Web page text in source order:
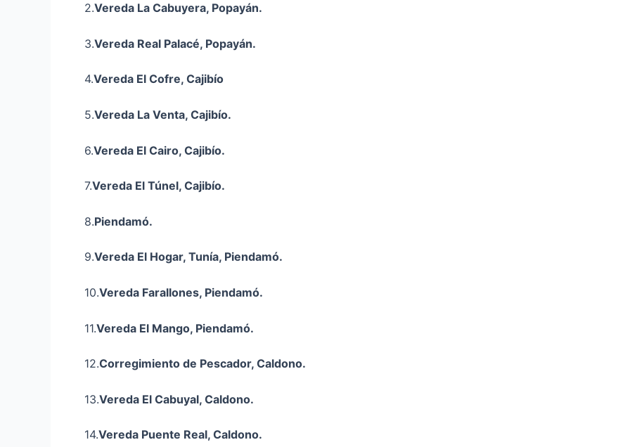
2.Vereda La Cabuyera, Popayán.
3.Vereda Real Palacé, Popayán.
4.Vereda El Cofre, Cajibío
5.Vereda La Venta, Cajibío.
6.Vereda El Cairo, Cajibío.
7.Vereda El Túnel, Cajibío.
8.Piendamó.
9.Vereda El Hogar, Tunía, Piendamó.
10.Vereda Farallones, Piendamó.
11.Vereda El Mango, Piendamó.
12.Corregimiento de Pescador, Caldono.
13.Vereda El Cabuyal, Caldono.
14.Vereda Puente Real, Caldono.